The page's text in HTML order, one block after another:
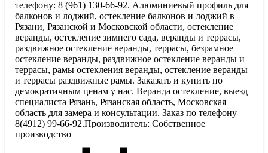
телефону: 8 (961) 130-66-92. Алюминиевый профиль для
балконов и лоджий, остекление балконов и лоджий в
Рязани, Рязанской и Московской области, остекление
веранды, остекление зимнего сада, веранды и террасы,
раздвижное остекление веранды, террасы, безрамное
остекление веранды, раздвижное остекление веранды и
террасы, рамы остекления веранды, остекление веранды
и террасы раздвижные рамы. Заказать и купить по
демократичным ценам у нас. Веранда остекление, выезд
специалиста Рязань, Рязанская область, Московская
область для замера и консультации. Заказ по телефону
8(4912) 99-66-92.Производитель: Собственное
производство